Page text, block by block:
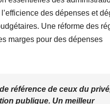
des dépenses et
Une réforme des
marges pour des dépenses
référence de ceux du
publique. Un meilleur